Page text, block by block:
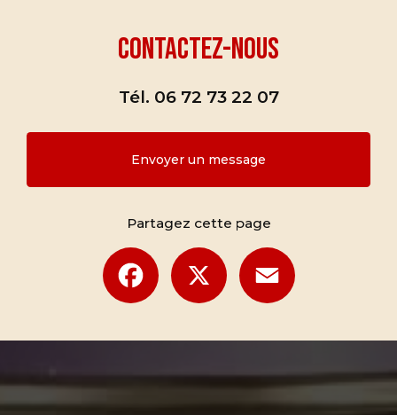
Contactez-nous
Tél. 06 72 73 22 07
Envoyer un message
Partagez cette page
Facebook